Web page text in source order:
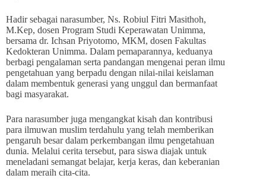
Hadir sebagai narasumber, Ns. Robiul Fitri Masithoh,
M.Kep, dosen Program Studi Keperawatan Unimma,
bersama dr. Ichsan Priyotomo, MKM, dosen Fakultas
Kedokteran Unimma. Dalam pemaparannya, keduanya
berbagi pengalaman serta pandangan mengenai peran ilmu
pengetahuan yang berpadu dengan nilai-nilai keislaman
dalam membentuk generasi yang unggul dan bermanfaat
bagi masyarakat.
Para narasumber juga mengangkat kisah dan kontribusi
para ilmuwan muslim terdahulu yang telah memberikan
pengaruh besar dalam perkembangan ilmu pengetahuan
dunia. Melalui cerita tersebut, para siswa diajak untuk
meneladani semangat belajar, kerja keras, dan keberanian
dalam meraih cita-cita.